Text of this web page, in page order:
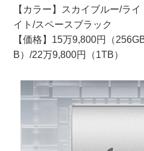
【カラー】スカイブルー/ラ
イト/スペースブラック
【価格】15万9,800円（
B）/22万9,800円（1TB）